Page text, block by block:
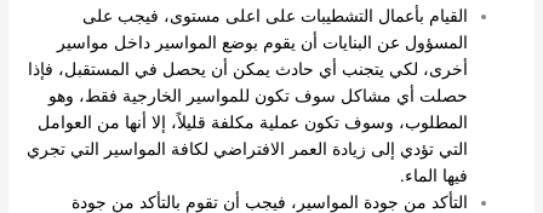
القيام بأعمال التشطيبات على اعلى مستوى، فيجب على
المسؤول عن البنايات أن يقوم بوضع المواسير داخل مواسير
أخرى، لكي يتجنب أي حادث يمكن أن يحصل في المستقبل، فإذا
حصلت أي مشاكل سوف تكون للمواسير الخارجية فقط، وهو
المطلوب، وسوف تكون عملية مكلفة قليلاً، إلا أنها من العوامل
التي تؤدي إلى زيادة العمر الافتراضي لكافة المواسير التي تجري
فيها الماء.
التأكد من جودة المواسير، فيجب أن تقوم بالتأكد من جودة